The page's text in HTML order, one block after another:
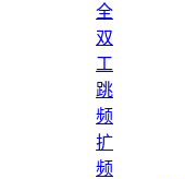
全
双
工
跳
频
扩
频